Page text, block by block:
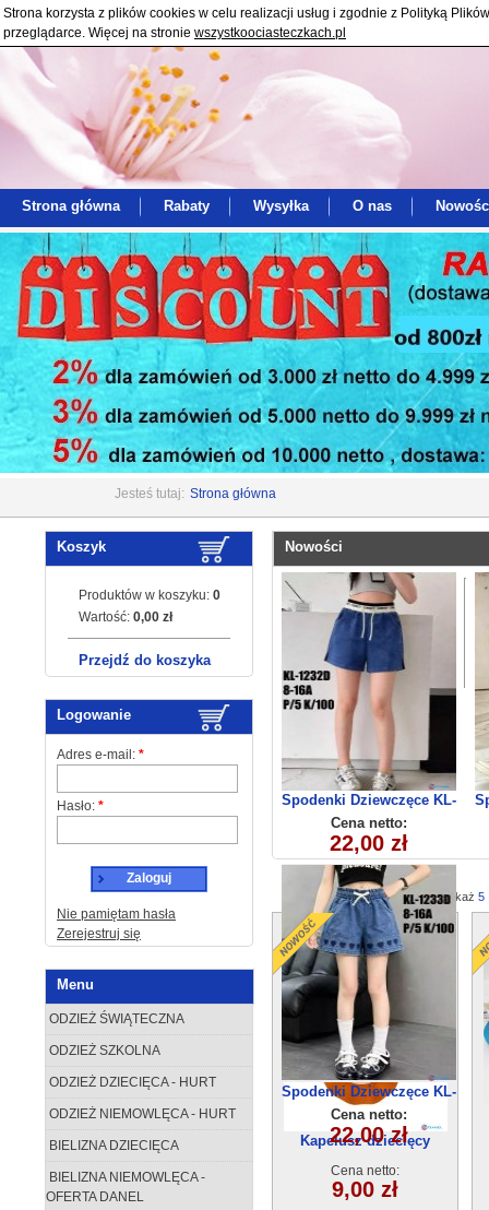
Strona korzysta z plików cookies w celu realizacji usług i zgodnie z Polityką
przeglądarce. Więcej na stronie wszystkoociasteczkach.pl
Strona główna Rabaty Wysyłka O nas
Jesteś tutaj: Strona główna
Koszyk
Produktów w koszyku: 0
Wartość: 0,00 zł
Przejdź do koszyka
Logowanie
Adres e-mail: *
Hasło: *
Zaloguj
Nie pamiętam hasła
Zerejestruj się
Menu
ODZIEŻ ŚWIĄTECZNA
ODZIEŻ SZKOLNA
ODZIEŻ DZIECIĘCA - HURT
ODZIEŻ NIEMOWLĘCA - HURT
BIELIZNA DZIECIĘCA
BIELIZNA NIEMOWLĘCA -
OFERTA DANEL
Nowości
Spodenki Dziewczęce KL-
1233C (8-16) 5szt
Cena netto:
22,00 zł
Sukienka dziecięca
260523-61(4-14) 6szt
Cena netto:
28,00 zł
Pokaż 5
Kapelusz dziecięcy
Cena netto:
9,00 zł